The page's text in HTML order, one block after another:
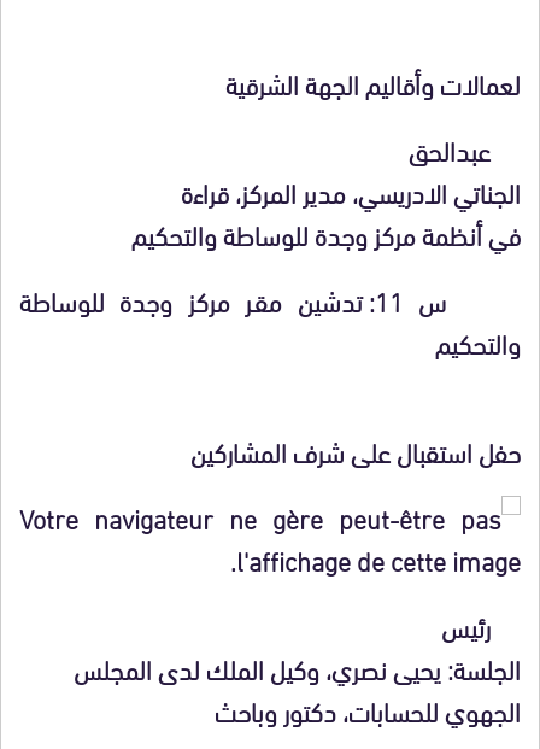
لعمالات وأقاليم الجهة الشرقية
عبدالحق
الجناتي الادريسي، مدير المركز، قراءة
في أنظمة مركز وجدة للوساطة والتحكيم
س 11
:تدشين مقـر مركز وجدة للوساطة
والتحكيم
حفل استقبال على شرف المشاركين
رئيس
الجلسة:يحيى نصري، وكيل الملك لدى المجلس
الجهوي للحسابات، دكتور وباحث